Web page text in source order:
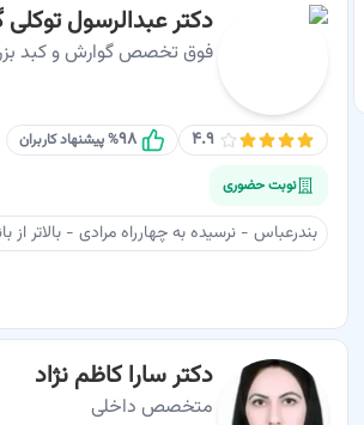
دکتر عبدالرسول توکلی
فوق تخصص گوارش و کبد
۴.۹ ۹۸% پیشنهاد کاربران
نوبت حضوری
بندرعباس - نرسیده به چهارراه مرادی - بالاتر از بانک
دکتر سارا کاظم نژاد
متخصص داخلی